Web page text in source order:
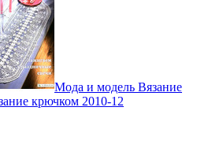
Мода и модель Вязание
крючком 2010-12